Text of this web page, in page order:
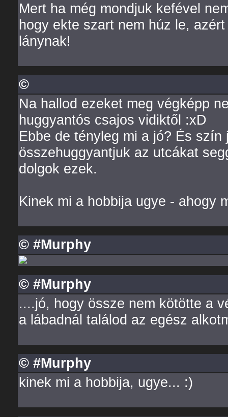
Mert ha még mondjuk kefével
hogy ekte szart nem húz le,
lánynak!
©
Na hallod ezeket meg végképp
huggyantós csajos vidiktől :xD
Ebbe de tényleg mi a jó? És
összehuggyantjuk az utcákat
dolgok ezek.
Kinek mi a hobbija ugye - ahogy
© #Murphy
© #Murphy
....jó, hogy össze nem kötötte a
a lábadnál találod az egész
© #Murphy
kinek mi a hobbija, ugye... :)